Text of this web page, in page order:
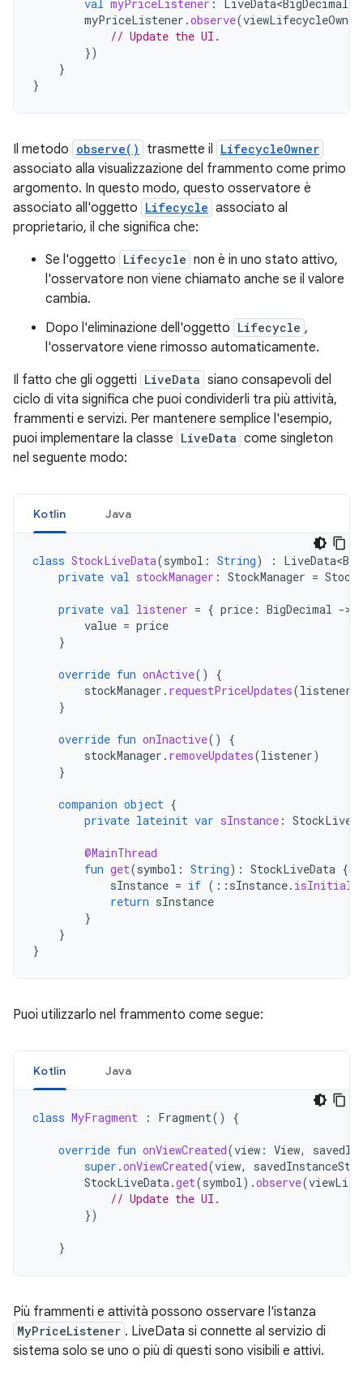
val myPriceListener : LiveData<BigDecimal>
myPriceListener .observe(viewLifecycleOwner
// Update the UI.
})
}
}
Il metodo observe() trasmette il LifecycleOwner
associato alla visualizzazione del frammento come primo
argomento. In questo modo, questo osservatore è
associato all'oggetto Lifecycle associato al
proprietario, il che significa che:
Se l'oggetto Lifecycle non è in uno stato attivo,
l'osservatore non viene chiamato anche se il valore
cambia.
Dopo l'eliminazione dell'oggetto Lifecycle ,
l'osservatore viene rimosso automaticamente.
Il fatto che gli oggetti LiveData siano consapevoli del
ciclo di vita significa che puoi condividerli tra più attività,
frammenti e servizi. Per mantenere semplice l'esempio,
puoi implementare la classe LiveData come singleton
nel seguente modo:
Kotlin Java
class StockLiveData(symbol : String) :
private val stockManager : StockManager =
private val listener = { price : BigDecimal -
value = price
}
override fun onActive()
{
stockManager . requestPriceUpdates(listener
}
override fun onInactive()
{
stockManager . removeUpdates(listener)
}
companion object {
private lateinit var sInstance :
@MainThread
fun get(symbol : String): StockLiveData {
sInstance = if ( :: sInstance.
return sInstance
}
}
}
Puoi utilizzarlo nel frammento come segue:
Kotlin Java
class MyFragment : Fragment() {
override fun onViewCreated(view : View,
super .onViewCreated(view,
StockLiveData.get(symbol).observe(
// Update the UI.
})
}
Più frammenti e attività possono osservare l'istanza
MyPriceListener . LiveData si connette al servizio di
sistema solo se uno o più di questi sono visibili e attivi.